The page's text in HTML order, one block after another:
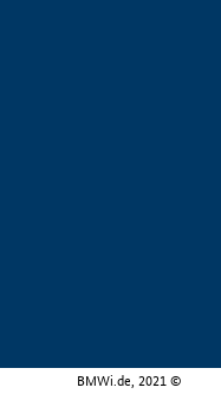
BMWi.de, 2021 ©